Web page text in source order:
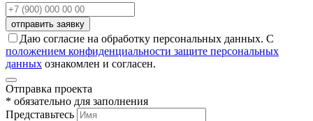
Даю согласие на обработку персональных данных. С
положением конфиденциальности защите персональных
данных ознакомлен и согласен.
Отправка проекта
* обязательно для заполнения
Представьтесь